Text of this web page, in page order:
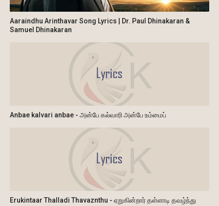
Aaraindhu Arinthavar Song Lyrics | Dr. Paul Dhinakaran &
Samuel Dhinakaran
Anbae kalvari anbae - அன்பே கல்வாரி அன்பே உம்மைப்
Erukintaar Thalladi Thavaznthu - ஏறுகின்றார் தள்ளாடி தவழ்ந்து